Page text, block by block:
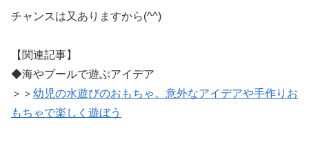
チャンスは又ありますから(^^)
【関連記事】
◆海やプールで遊ぶアイデア
＞＞ 幼児の水遊びのおもちゃ。意外なアイデアや手作りお
もちゃで楽しく遊ぼう